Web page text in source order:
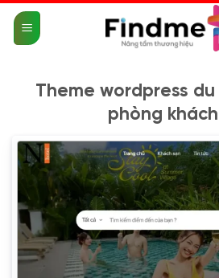
qua
nội
Theme wordpress
phòng